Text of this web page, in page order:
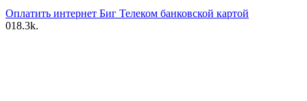
Оплатить интернет Биг Телеком банковской картой
018.3k.